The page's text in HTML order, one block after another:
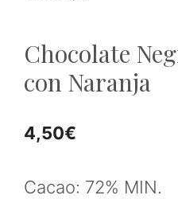
Chocolate
con Naranja
4,50€
Cacao: 72% MIN.